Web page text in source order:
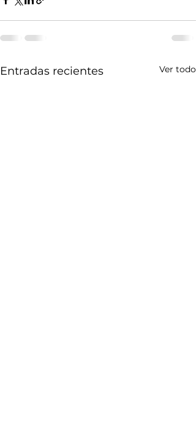
Entradas recientes Ver todo